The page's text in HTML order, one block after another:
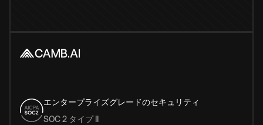
エンタープライズグレードのセキュリティ
SOC 2 タイプ II